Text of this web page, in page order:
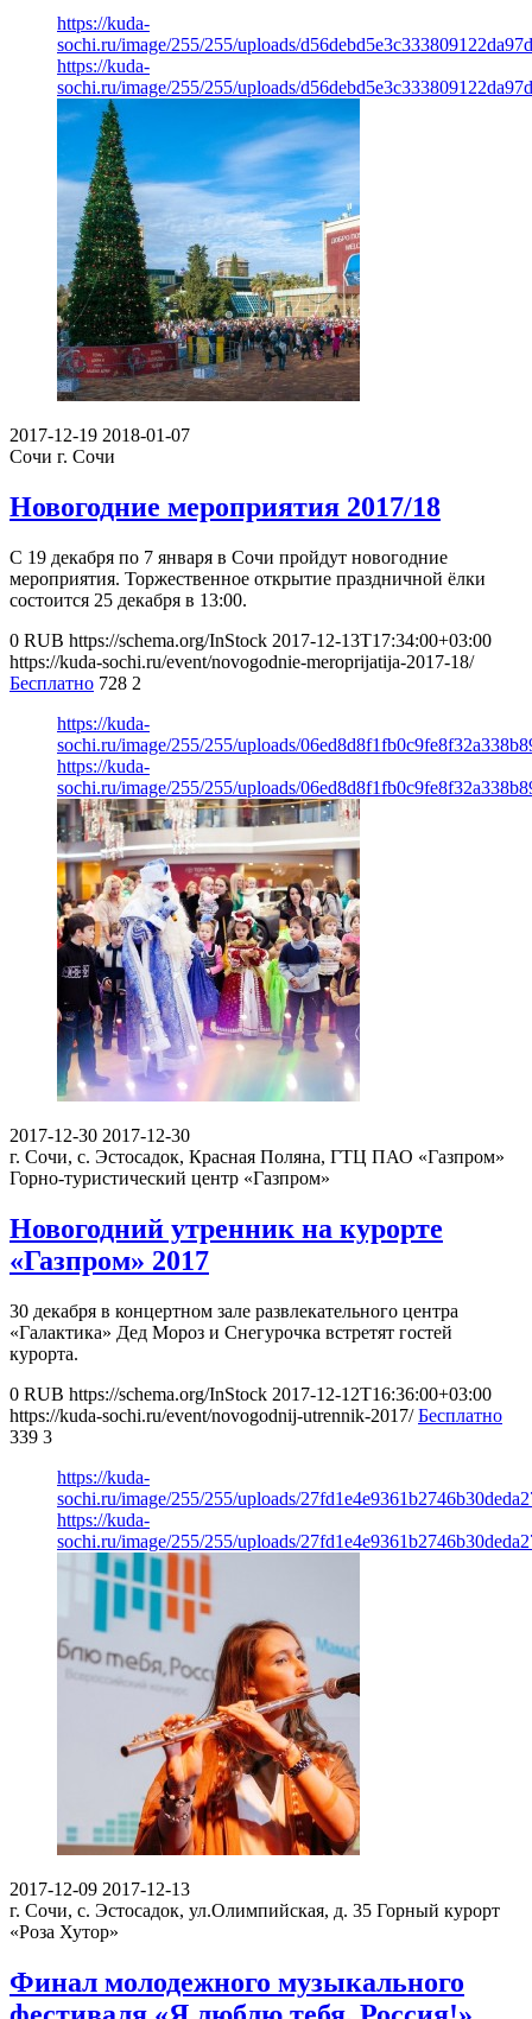
https://kuda-
sochi.ru/image/255/255/uploads/
https://kuda-
sochi.ru/image/255/255/uploads/
2017-12-19 2018-01-07
Сочи г. Сочи
Новогодние мероприятия 2017/18
С 19 декабря по 7 января в Сочи пройдут новогодние
мероприятия. Торжественное открытие праздничной ёлки
состоится 25 декабря в 13:00.
0 RUB https://schema.org/InStock 2017-12-13T17:34:00+03:00
https://kuda-sochi.ru/event/novogodnie-meroprijatija-2017-18/
Бесплатно 728 2
https://kuda-
sochi.ru/image/255/255/uploads/
https://kuda-
sochi.ru/image/255/255/uploads/
2017-12-30 2017-12-30
г. Сочи, с. Эстосадок, Красная Поляна, ГТЦ ПАО «Газпром»
Горно-туристический центр «Газпром»
Новогодний утренник на курорте
«Газпром» 2017
30 декабря в концертном зале развлекательного центра
«Галактика» Дед Мороз и Снегурочка встретят гостей
курорта.
0 RUB https://schema.org/InStock 2017-12-12T16:36:00+03:00
https://kuda-sochi.ru/event/novogodnij-utrennik-2017/ Бесплатно
339 3
https://kuda-
sochi.ru/image/255/255/uploads/
https://kuda-
sochi.ru/image/255/255/uploads/
2017-12-09 2017-12-13
г. Сочи, с. Эстосадок, ул.Олимпийская, д. 35 Горный курорт
«Роза Хутор»
Финал молодежного музыкального